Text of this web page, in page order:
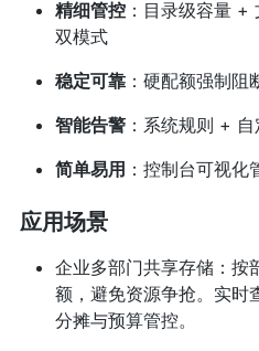
精细管控：目录级容量 +
双模式
稳定可靠：硬配额强制阻
智能告警：系统规则 + 自
简单易用 ：控制台可视
应用场景
企业多部门共享存储：按
额，避免资源争抢。实时
分摊与预算管控。